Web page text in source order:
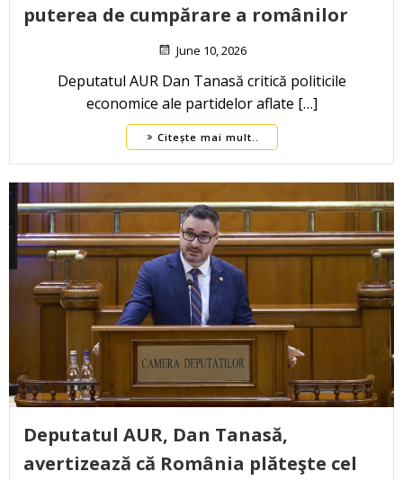
puterea de cumpărare a românilor
June 10, 2026
Deputatul AUR Dan Tanasă critică politicile
economice ale partidelor aflate […]
Citește mai mult..
Deputatul AUR, Dan Tanasă,
avertizează că România plăteşte cel